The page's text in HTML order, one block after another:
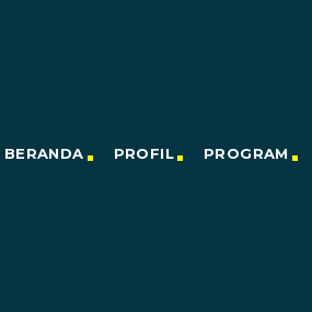
BERANDA PROFIL PROGRAM